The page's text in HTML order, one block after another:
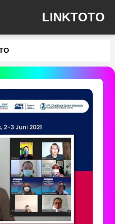
LINKTOTO